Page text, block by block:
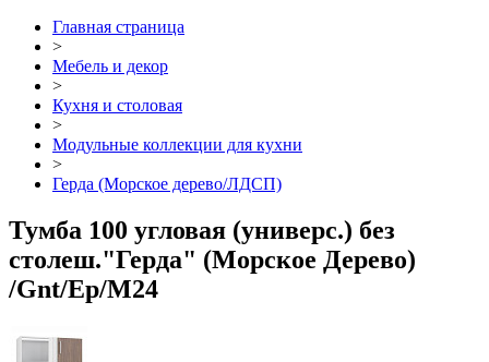
Главная страница
>
Мебель и декор
>
Кухня и столовая
>
Модульные коллекции для кухни
>
Герда (Морское дерево/ЛДСП)
Тумба 100 угловая (универс.) без
столеш."Герда" (Морское Дерево)
/Gnt/Ep/М24